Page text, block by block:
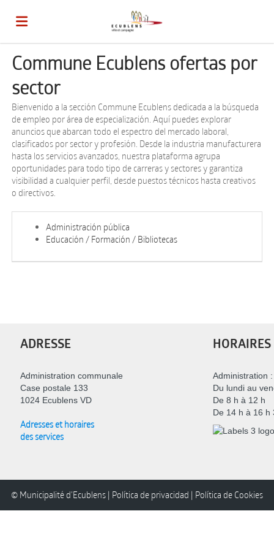
Home
Lista
ofertas
de
trabajo
Subir
CV
Acceso
Idioma
DE
PT
Commune Ecublens ofertas por
sector
Bienvenido a la sección Commune Ecublens dedicada a la búsqueda
de empleo por área de especialización. Aquí puedes explorar
anuncios que abarcan todo el espectro del mercado laboral,
clasificados por sector y profesión. Desde la industria manufacturera
hasta los servicios avanzados, nuestra plataforma agrupa
oportunidades para todo tipo de carreras y sectores y garantiza
visibilidad a cualquier perfil, desde puestos técnicos hasta creativos
o directivos.
Administración pública
Educación / Formación / Bibliotecas
ADRESSE
Administration communale
Case postale 133
1024 Ecublens VD
Adresses et horaires
des services
HORAIRES
Administration :
Du lundi au
De 8 h à 12 h
De 14 h à 16 h
© Municipalité d'Ecublens | Política de privacidad | Política de Cookies